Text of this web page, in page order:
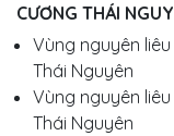
CƯƠNG THÁI
Vùng nguyên liêu
Thái Nguyên
Vùng nguyên liêu
Thái Nguyên